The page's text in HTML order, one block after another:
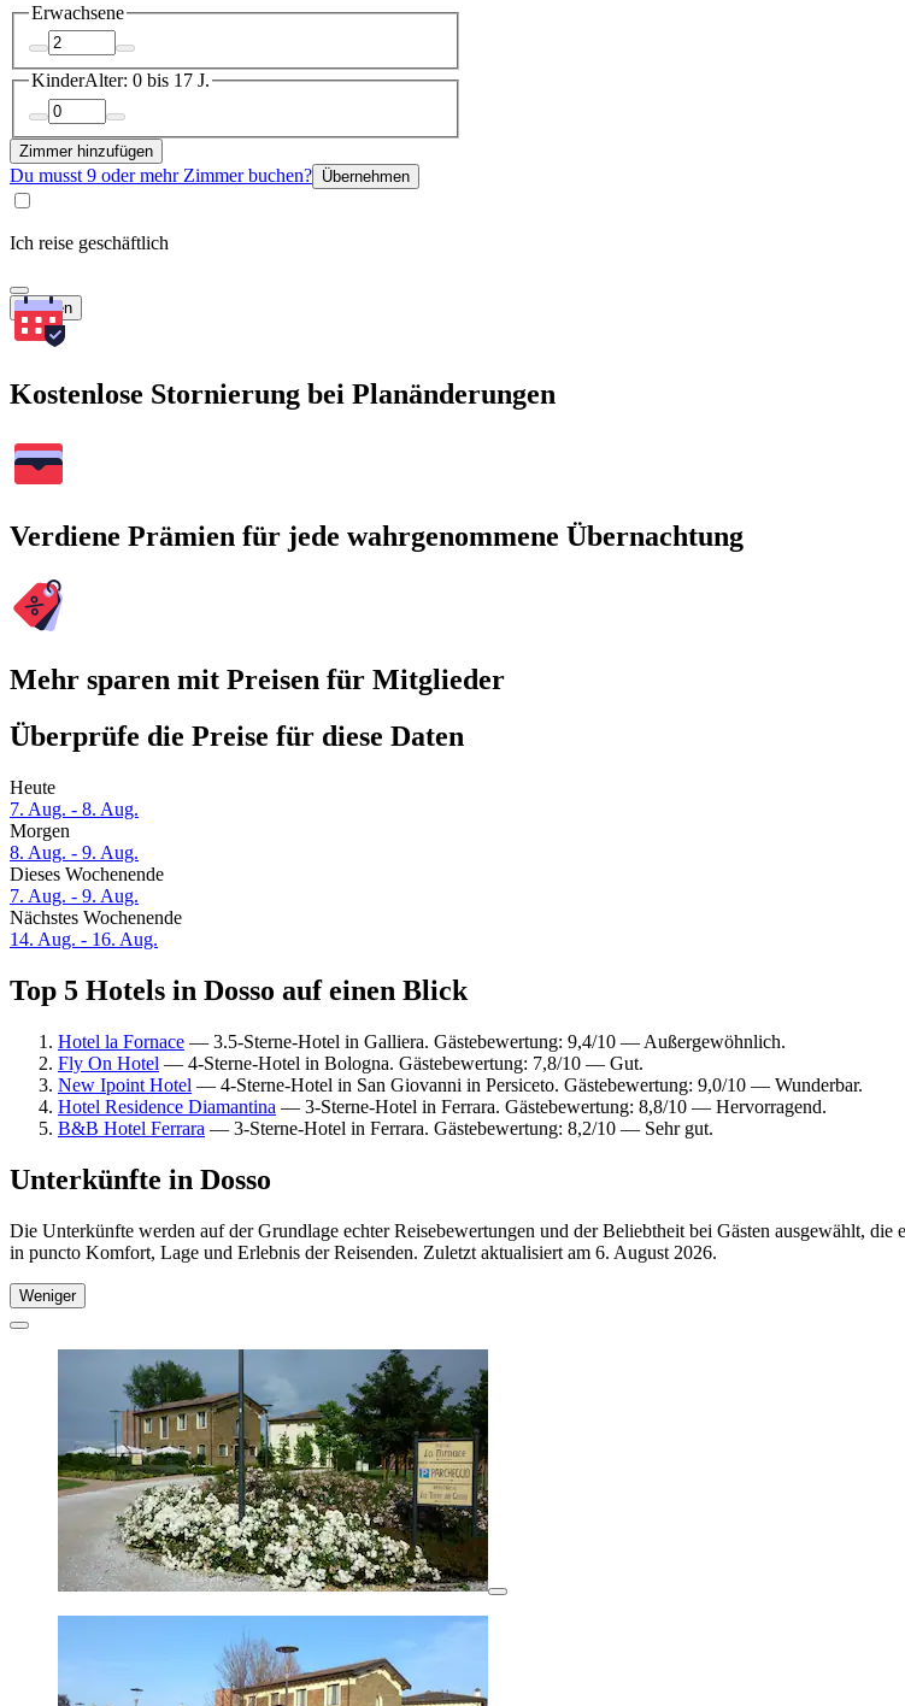
Erwachsene
KinderAlter: 0 bis 17 J.
Zimmer hinzufügen
Du musst 9 oder mehr Zimmer buchen? Übernehmen
Ich reise geschäftlich
Suchen
Kostenlose Stornierung bei Planänderungen
Verdiene Prämien für jede wahrgenommene Übernachtung
Mehr sparen mit Preisen für Mitglieder
Überprüfe die Preise für diese Daten
Heute
7. Aug. - 8. Aug.
Morgen
8. Aug. - 9. Aug.
Dieses Wochenende
7. Aug. - 9. Aug.
Nächstes Wochenende
14. Aug. - 16. Aug.
Top 5 Hotels in Dosso auf einen Blick
Hotel la Fornace — 3.5-Sterne-Hotel in Galliera. Gästebewertung: 9,4/10 — Außergewöhnlich.
Fly On Hotel — 4-Sterne-Hotel in Bologna. Gästebewertung: 7,8/10 — Gut.
New Ipoint Hotel — 4-Sterne-Hotel in San Giovanni in Persiceto. Gästebewertung: 9,0/10 — Wunderbar.
Hotel Residence Diamantina — 3-Sterne-Hotel in Ferrara. Gästebewertung: 8,8/10 — Hervorragend.
B&B Hotel Ferrara — 3-Sterne-Hotel in Ferrara. Gästebewertung: 8,2/10 — Sehr gut.
Unterkünfte in Dosso
Die Unterkünfte werden auf der Grundlage echter Reisebewertungen und der Beliebtheit bei Gästen ausgewählt,
in puncto Komfort, Lage und Erlebnis der Reisenden. Zuletzt aktualisiert am 6. August 2026.
Weniger